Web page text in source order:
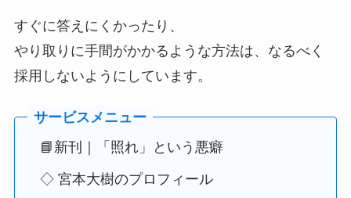
すぐに答えにくかったり、
やり取りに手間がかかるような方法は、なるべく
採用しないようにしています。
📘新刊｜「照れ」という悪癖
◇ 宮本大樹のプロフィール